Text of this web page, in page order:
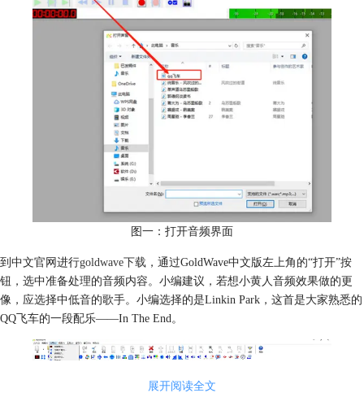
图一：打开音频界面
到中文官网进行goldwave下载 ，通过GoldWave中文版左上角的“打开”按
钮，选中准备处理的音频内容。小编建议，若想小黄人音频效果做的更
像，应选择中低音的歌手。小编选择的是Linkin Park，这首是大家熟悉的
QQ飞车的一段配乐——In The End。
展开阅读全文